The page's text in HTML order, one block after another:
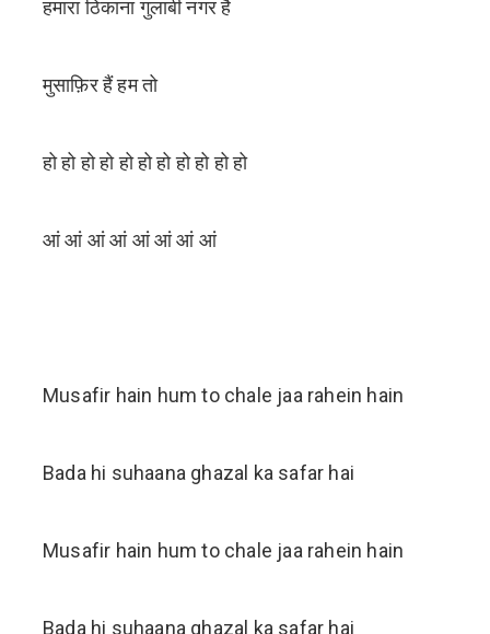
हमारा ठिकाना गुलाबी नगर है
मुसाफ़िर हैं हम तो
हो हो हो हो हो हो हो हो हो हो हो
आं आं आं आं आं आं आं आं
Musafir hain hum to chale jaa rahein hain
Bada hi suhaana ghazal ka safar hai
Musafir hain hum to chale jaa rahein hain
Bada hi suhaana ghazal ka safar hai